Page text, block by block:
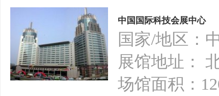
中国国际科技会展中心
国家/地区：
展馆地址：
场馆面积：